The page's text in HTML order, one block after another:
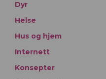
Dyr
Helse
Hus og hjem
Internett
Konsepter